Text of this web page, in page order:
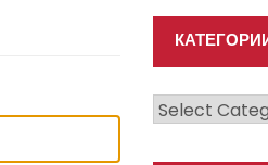
Категории